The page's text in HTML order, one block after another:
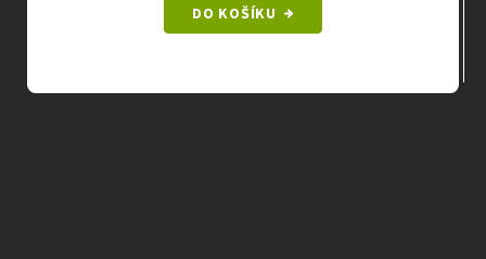
DO KOŠÍKU